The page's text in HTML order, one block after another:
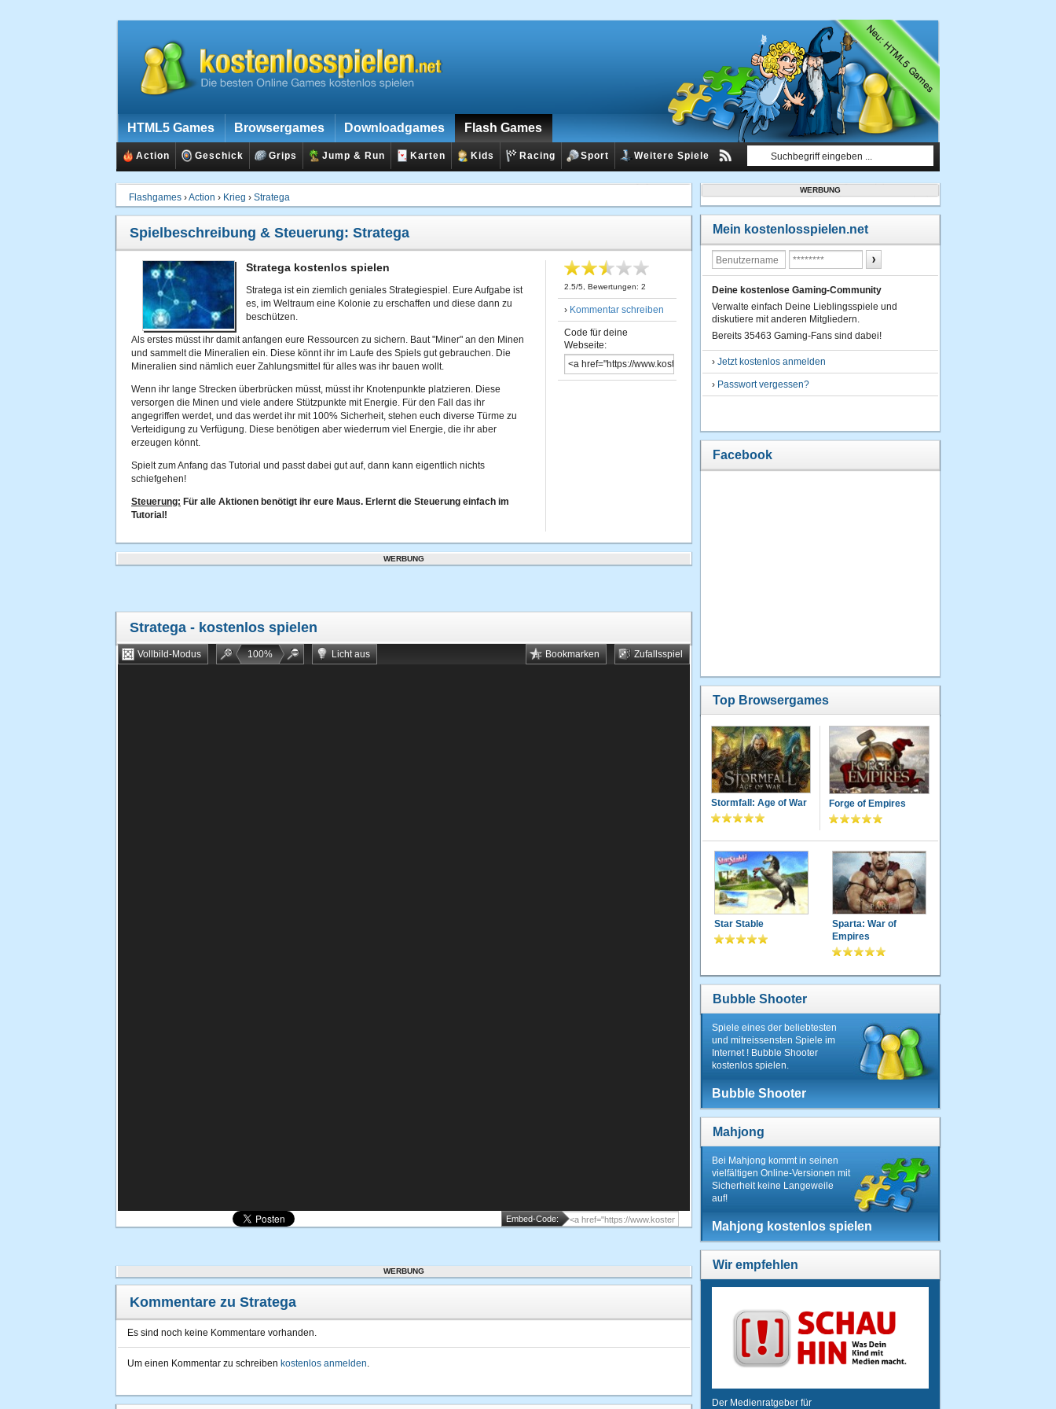
HTML5 Games Browsergames Downloadgames Flash Games
Action Geschick Grips Jump & Run Karten Kids Racing Sport Weitere Spiele
Flashgames ›Action › Krieg › Stratega
Spielbeschreibung & Steuerung: Stratega
Stratega kostenlos spielen
Stratega ist ein ziemlich geniales Strategiespiel. Eure Aufgabe ist
es, im Weltraum eine Kolonie zu erschaffen und diese dann zu
beschützen.
Als erstes müsst ihr damit anfangen eure Ressourcen zu sichern. Baut "Miner" an den Minen
und sammelt die Mineralien ein. Diese könnt ihr im Laufe des Spiels gut gebrauchen. Die
Mineralien sind nämlich euer Zahlungsmittel für alles was ihr bauen wollt.
Wenn ihr lange Strecken überbrücken müsst, müsst ihr Knotenpunkte platzieren. Diese
versorgen die Minen und viele andere Stützpunkte mit Energie. Für den Fall das ihr
angegriffen werdet, und das werdet ihr mit 100% Sicherheit, stehen euch diverse Türme zu
Verteidigung zu Verfügung. Diese benötigen aber wiederrum viel Energie, die ihr aber
erzeugen könnt.
Spielt zum Anfang das Tutorial und passt dabei gut auf, dann kann eigentlich nichts
schiefgehen!
Steuerung: Für alle Aktionen benötigt ihr eure Maus. Erlernt die Steuerung einfach im
Tutorial!
2.5/5 , Bewertungen: 2
› Kommentar schreiben
Code für deine
Webseite:
WERBUNG
Stratega- kostenlos spielen
Vollbild-Modus 100% Licht aus Zufallsspiel
Bookmarken
Embed-Code:
WERBUNG
Kommentare zu Stratega
Es sind noch keine Kommentare vorhanden.
Um einen Kommentar zu schreiben kostenlos anmelden.
WERBUNG
Mein kostenlosspielen.net
Deine kostenlose Gaming-Community
Verwalte einfach Deine Lieblingsspiele und
diskutiere mit anderen Mitgliedern.
Bereits 35463 Gaming-Fans sind dabei!
› Jetzt kostenlos anmelden
› Passwort vergessen?
Facebook
Top Browsergames
Stormfall: Age of War Forge of Empires
Star Stable
Sparta: War of
Empires
Bubble Shooter
Spiele eines der beliebtesten
und mitreissensten Spiele im
Internet ! Bubble Shooter
kostenlos spielen.
Bubble Shooter
Mahjong
Bei Mahjong kommt in seinen
vielfältigen Online-Versionen mit
Sicherheit keine Langeweile
auf!
Mahjong kostenlos spielen
Wir empfehlen
Der Medienratgeber für